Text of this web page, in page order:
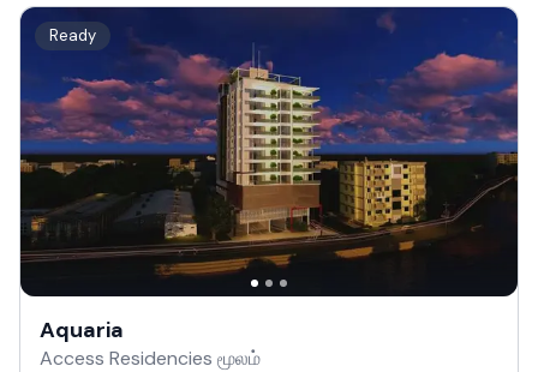
Ready
Aquaria
Access Residencies மூலம்